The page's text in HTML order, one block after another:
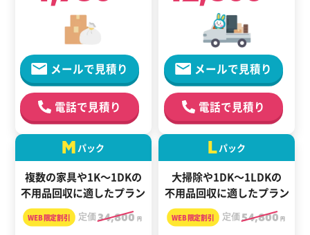
メールで見積り
電話で見積り
メールで見積り
電話で見積り
M パック
複数の家具や1K～1DKの
不用品回収に適したプラン
定価34,800 円
Lパック
大掃除や1DK～1LDKの
不用品回収に適したプラン
定価54,800 円